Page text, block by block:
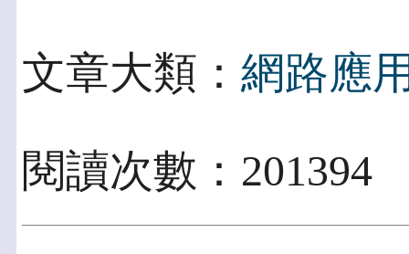
文章大類： 網路應
閱讀次數：